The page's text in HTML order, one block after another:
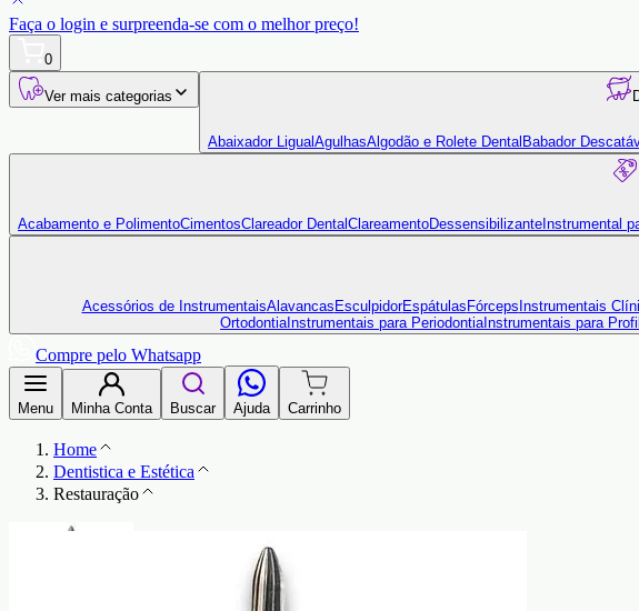
Faça o login e surpreenda-se com o melhor preço!
0
Ver mais categorias
Abaixador Ligual AgulhasAlgodão e Rolete Dental Babador
Acabamento e PolimentoCimentosClareador Dental ClareamentoDessensibilizante Instrumental
Acessórios de InstrumentaisAlavancas EsculpidorEspátulas Fórceps Instrumentais
Ortodontia Instrumentais para Periodontia Instrumentais para
Compre pelo Whatsapp
Menu Minha Conta Buscar Ajuda Carrinho
Home
Dentistica e Estética
Restauração